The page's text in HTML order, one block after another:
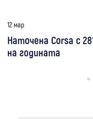
12 мар
Наточена Corsa с
на годината
«